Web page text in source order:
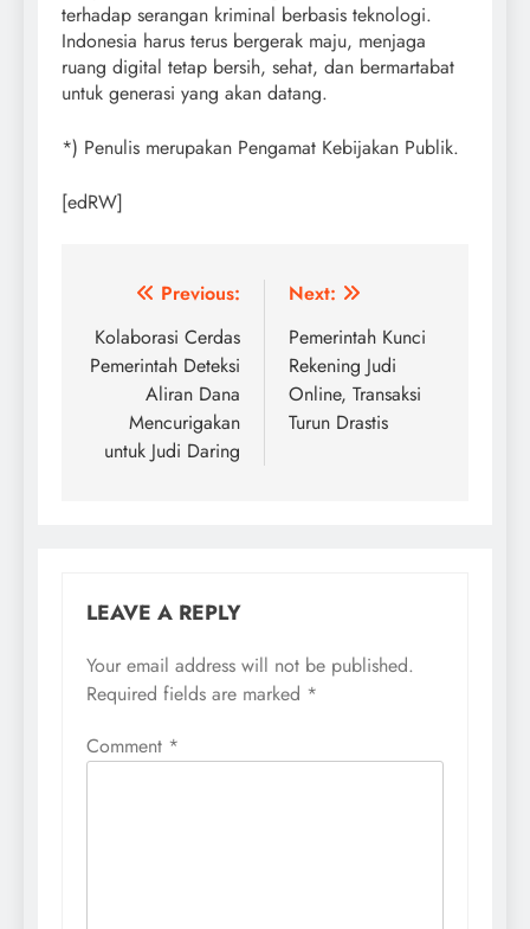
terhadap serangan kriminal berbasis teknologi.
Indonesia harus terus bergerak maju, menjaga
ruang digital tetap bersih, sehat, dan bermartabat
untuk generasi yang akan datang.
*) Penulis merupakan Pengamat Kebijakan Publik.
[edRW]
Post
navigation
Previous:
Kolaborasi Cerdas
Pemerintah Deteksi
Aliran Dana
Mencurigakan
untuk Judi Daring
Next:
Pemerintah Kunci
Rekening Judi
Online, Transaksi
Turun Drastis
LEAVE A REPLY
Your email address will not be published.
Required fields are marked *
Comment *